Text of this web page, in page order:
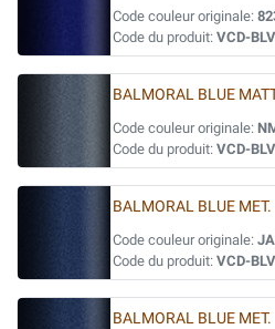
Code couleur originale:
Code du produit: VCD-
BALMORAL BLUE
Code couleur originale:
Code du produit: VCD-
BALMORAL BLUE MET.
Code couleur originale:
Code du produit: VCD-
BALMORAL BLUE MET.